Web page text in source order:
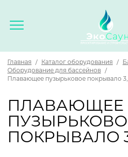
Главная / Каталог оборудования /
Оборудование для бассейнов /
Плавающее пузырьковое покрывало
ПЛАВАЮЩЕЕ
ПОКРЫВАЛО